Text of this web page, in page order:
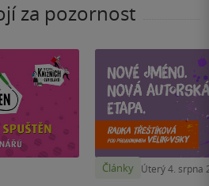
za pozornost
Články Úterý 4. srpna